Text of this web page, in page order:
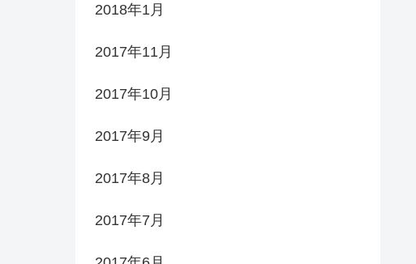
2018年1月
2017年11月
2017年10月
2017年9月
2017年8月
2017年7月